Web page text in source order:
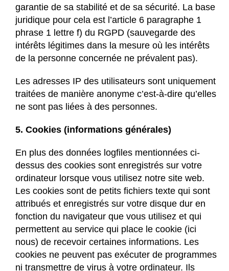
garantie de sa stabilité et de sa sécurité. La base
juridique pour cela est l’article 6 paragraphe 1
phrase 1 lettre f) du RGPD (sauvegarde des
intérêts légitimes dans la mesure où les intérêts
de la personne concernée ne prévalent pas).
Les adresses IP des utilisateurs sont uniquement
traitées de manière anonyme c’est-à-dire qu’elles
ne sont pas liées à des personnes.
5. Cookies (informations générales)
En plus des données logfiles mentionnées ci-
dessus des cookies sont enregistrés sur votre
ordinateur lorsque vous utilisez notre site web.
Les cookies sont de petits fichiers texte qui sont
attribués et enregistrés sur votre disque dur en
fonction du navigateur que vous utilisez et qui
permettent au service qui place le cookie (ici
nous) de recevoir certaines informations. Les
cookies ne peuvent pas exécuter de programmes
ni transmettre de virus à votre ordinateur. Ils